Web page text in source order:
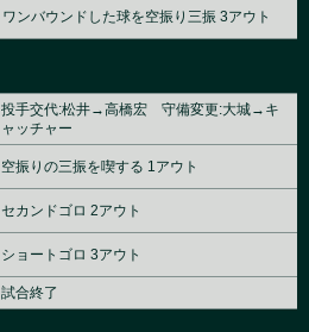
ワンバウンドした球を空振り三振 3アウト
投手交代:松井→高橋宏 守備変更:大城→キ
ャッチャー
空振りの三振を喫する 1アウト
セカンドゴロ 2アウト
ショートゴロ 3アウト
試合終了